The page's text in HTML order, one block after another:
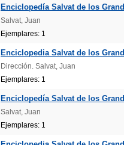
Enciclopedía Salvat de los
Salvat, Juan
Ejemplares: 1
Enciclopedia Salvat de los
Dirección. Salvat, Juan
Ejemplares: 1
Enciclopedía Salvat de los
Salvat, Juan
Ejemplares: 1